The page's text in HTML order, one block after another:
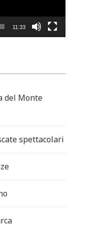
11:33
del Monte
spettacolari